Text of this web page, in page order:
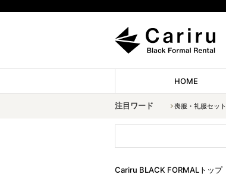
HOME
注目ワード 喪服・礼服セット
Cariru BLACK FORMALトップ